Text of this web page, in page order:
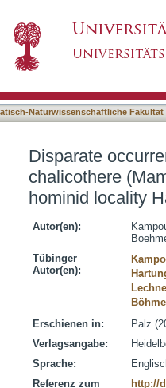
Late Miocene
Naturwissenschaftliche Fakultät
Disparate
chalicothere
hominid locality
Autor(en):
Tübinger
Autor(en):
Erschienen in:
Palz
Verlagsangabe:
Sprache:
Referenz zum
http://